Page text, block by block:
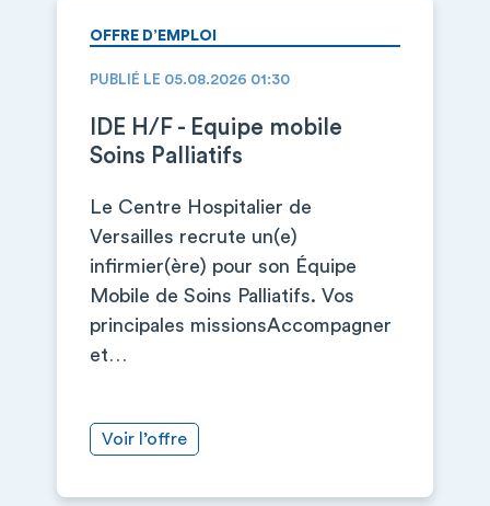
OFFRE D’EMPLOI
PUBLIÉ LE 05.08.2026 01:30
IDE H/F - Equipe mobile
Soins Palliatifs
Le Centre Hospitalier de
Versailles recrute un(e)
infirmier(ère) pour son Équipe
Mobile de Soins Palliatifs. Vos
principales missionsAccompagner
et…
Voir l’offre